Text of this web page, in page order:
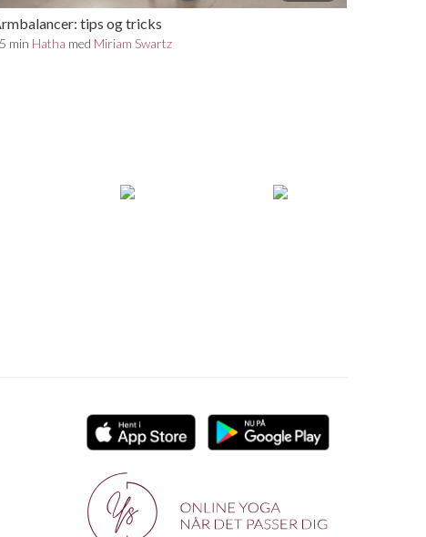
tips og tricks
min Hatha med Miriam Swartz